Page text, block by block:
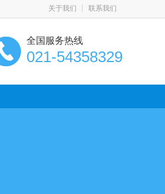
关于我们 联系我们
全国服务热线
021-54358329